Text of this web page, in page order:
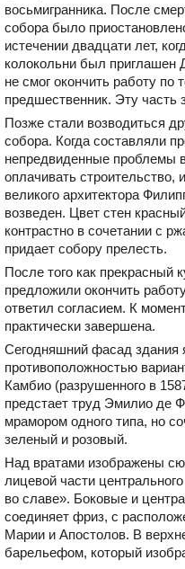
восьмигранника. После
собора было
истечении двадцати лет,
колокольни был приглашен
не смог окончить работу по
предшественник. Эту часть
Позже стали возводиться
собора. Когда составляли
непредвиденные проблемы
оплачивать строительство,
великого архитектора
возведен. Цвет стен
контрастно в сочетании с
придает собору прелесть.
После того как прекрасный
предложили окончить
ответил согласием. К
практически завершена.
Сегодняшний фасад здания
противоположностью
Камбио (разрушенного в
предстает труд Эмилио де
мрамором одного типа, но
зеленый и розовый.
Над вратами изображены
лицевой части
во славе». Боковые и
соединяет фриз, с
Марии и Апостолов. В
барельефом, который